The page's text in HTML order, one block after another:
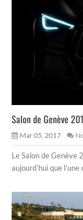
Salon de Genève
Mar 05, 2017
Le Salon de Genève
aujourd’hui que